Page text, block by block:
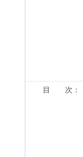
目 次：